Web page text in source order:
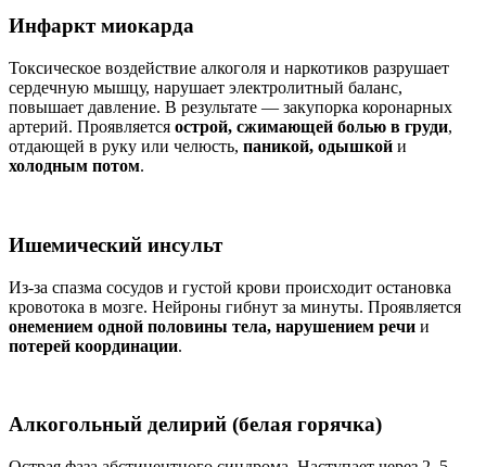
Инфаркт миокарда
Токсическое воздействие алкоголя и наркотиков разрушает
сердечную мышцу, нарушает электролитный баланс,
повышает давление. В результате — закупорка коронарных
артерий. Проявляется острой, сжимающей болью в груди,
отдающей в руку или челюсть, паникой, одышкой и
холодным потом.
Ишемический инсульт
Из-за спазма сосудов и густой крови происходит остановка
кровотока в мозге. Нейроны гибнут за минуты. Проявляется
онемением одной половины тела, нарушением речи и
потерей координации.
Алкогольный делирий (белая горячка)